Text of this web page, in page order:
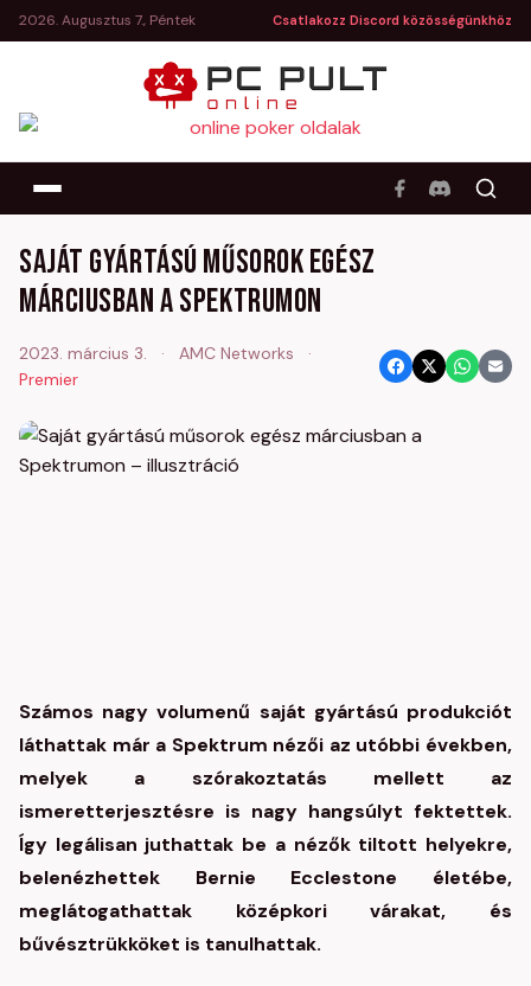
2026. Augusztus 7., Péntek Csatlakozz Discord közösségünkhöz
Saját gyártású műsorok egész
márciusban a Spektrumon
2023. március 3. · AMC Networks
·
Premier
Számos nagy volumenű saját gyártású produkciót
láthattak már a Spektrum nézői az utóbbi években,
melyek a szórakoztatás mellett az
ismeretterjesztésre is nagy hangsúlyt fektettek.
Így legálisan juthattak be a nézők tiltott helyekre,
belenézhettek Bernie Ecclestone életébe,
meglátogathattak középkori várakat, és
bűvésztrükköket is tanulhattak.